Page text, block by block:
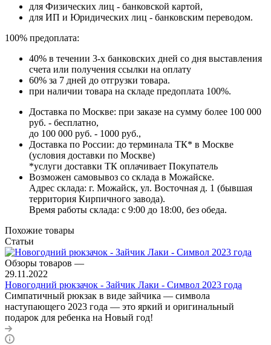
для Физических лиц - банковской картой,
для ИП и Юридических лиц - банковским переводом.
100% предоплата:
40% в течении 3-х банковских дней со дня выставления
счета или получения ссылки на оплату
60% за 7 дней до отгрузки товара.
при наличии товара на складе предоплата 100%.
Доставка по Москве: при заказе на сумму более 100 000
руб. - бесплатно,
до 100 000 руб. - 1000 руб.,
Доставка по России: до терминала ТК* в Москве
(условия доставки по Москве)
*услуги доставки ТК оплачивает Покупатель
Возможен самовывоз со склада в Можайске.
Адрес склада: г. Можайск, ул. Восточная д. 1 (бывшая
территория Кирпичного завода).
Время работы склада: с 9:00 до 18:00, без обеда.
Похожие товары
Статьи
Обзоры товаров —
29.11.2022
Новогодний рюкзачок - Зайчик Лаки - Символ 2023 года
Симпатичный рюкзак в виде зайчика — символа
наступающего 2023 года — это яркий и оригинальный
подарок для ребенка на Новый год!